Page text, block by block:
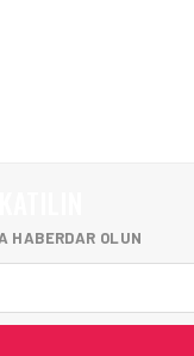
HABERDAR OLUN